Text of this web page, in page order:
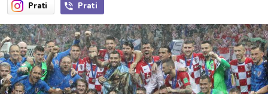
Prati Prati